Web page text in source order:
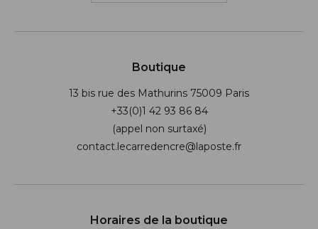
Boutique
13 bis rue des Mathurins 75009 Paris
+33(0)1 42 93 86 84
(appel non surtaxé)
contact.lecarredencre@laposte.fr
Horaires de la boutique